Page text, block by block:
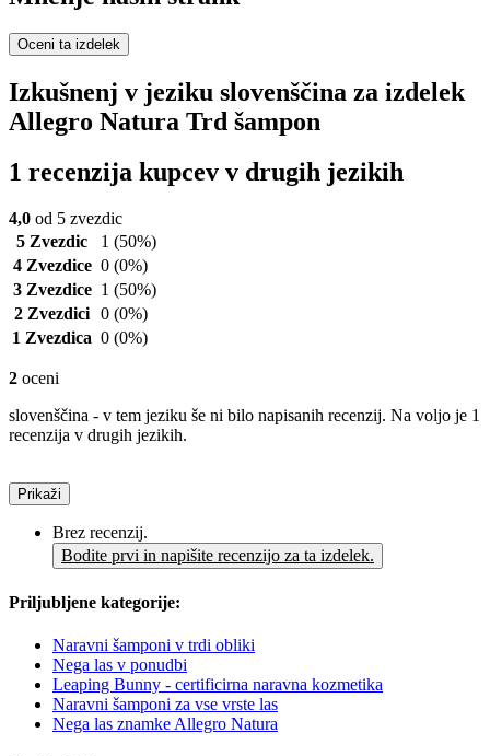
Oceni ta izdelek
Izkušnenj v jeziku slovenščina za izdelek
Allegro Natura Trd šampon
1 recenzija kupcev v drugih jezikih
4,0 od 5 zvezdic
5 Zvezdic
1 (50%)
4 Zvezdice 0 (0%)
3 Zvezdice 1 (50%)
2 Zvezdici 0 (0%)
1 Zvezdica 0 (0%)
2 oceni
slovenščina - v tem jeziku še ni bilo napisanih recenzij. Na voljo je 1
recenzija v drugih jezikih.
Prikaži
Brez recenzij.
Bodite prvi in napišite recenzijo za ta izdelek.
Priljubljene kategorije:
Naravni šamponi v trdi obliki
Nega las v ponudbi
Leaping Bunny - certificirna naravna kozmetika
Naravni šamponi za vse vrste las
Nega las znamke Allegro Natura